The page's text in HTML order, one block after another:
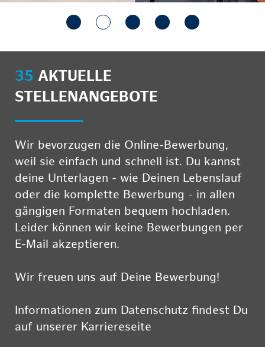
35 AKTUELLE
STELLENANGEBOTE
Wir bevorzugen die Online-Bewerbung,
weil sie einfach und schnell ist. Du kannst
deine Unterlagen - wie Deinen Lebenslauf
oder die komplette Bewerbung - in allen
gängigen Formaten bequem hochladen.
Leider können wir keine Bewerbungen per
E-Mail akzeptieren.
Wir freuen uns auf Deine Bewerbung!
Informationen zum Datenschutz findest Du
auf unserer Karriereseite